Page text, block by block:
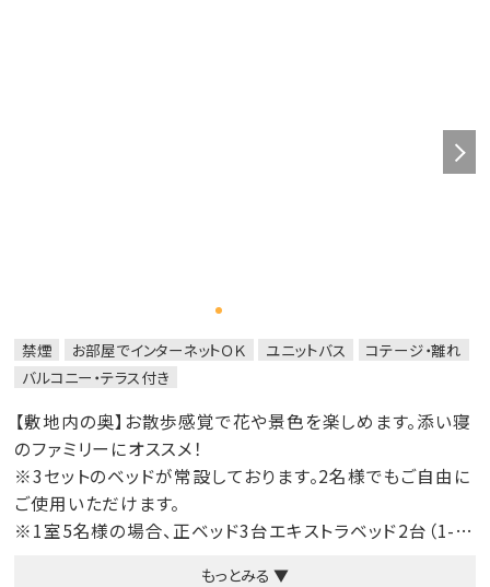
禁煙 お部屋でインターネットＯＫ ユニットバス
コテージ・離れ
バルコニー・テラス付き
【敷地内の奥】お散歩感覚で花や景色を楽しめます。添い寝
のファミリーにオススメ！
※3セットのベッドが常設しております。2名様でもご自由に
ご使用いただけます。
※1室5名様の場合、正ベッド3台エキストラベッド2台（1-3
もっとみる ▼